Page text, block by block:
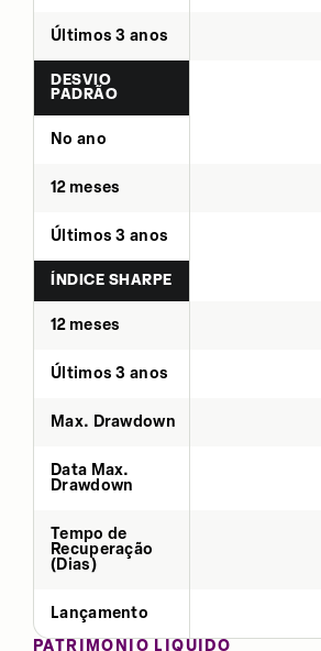
Últimos 3 anos
DESVIO
PADRÃO
No ano
12 meses
Últimos 3 anos
ÍNDICE SHARPE
12 meses
Últimos 3 anos
Max. Drawdown
Data Max.
Drawdown
Tempo de
Recuperação
(Dias)
Lançamento
PATRIMÔNIO LÍQUIDO